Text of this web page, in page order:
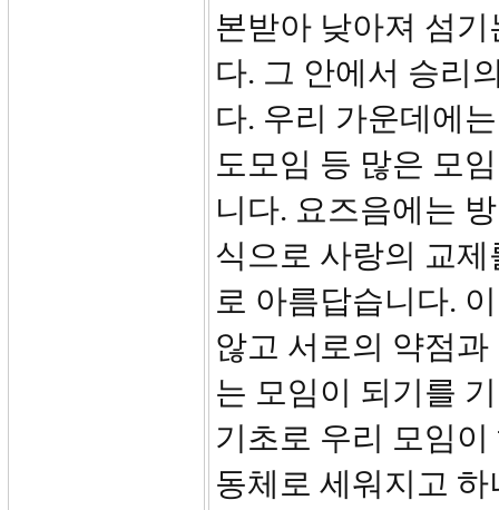
본받아 낮아져 섬
다. 그 안에서 승리
다. 우리 가운데에
도모임 등 많은 모
니다. 요즈음에는
식으로 사랑의 교
로 아름답습니다.
않고 서로의 약점
는 모임이 되기를
기초로 우리 모임
동체로 세워지고